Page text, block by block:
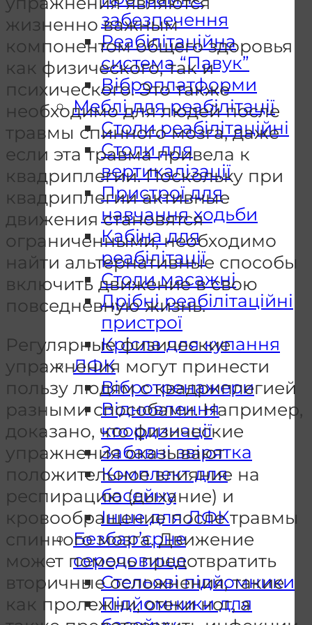
забезпечення
Реабілітаційна
система “Павук”
Віброплатформи
Меблі для реабілітації
Столи реабілітаційні
Столи для
вертикалізації
Пристрої для
навчання ходьби
Кабіна для
реабілітації
Столи масажні
Дрібні реабілітаційні
пристрої
Крісла для купання
ЛФК
Вібротренажери
Відновлення
координації
Забавні звірятка
Комплект для
басейну
Інше для ЛФК
Безбар’єрне
середовище
Стельові підйомники
Підйомники для
жизненно важным
компонентом общего здоровья
как физического, так и
психического. Это также
необходимо для людей после
травмы спинного мозга, даже
если эта травма привела к
квадриплегии. Поскольку при
квадриплегии активные
движения становятся
ограниченными, необходимо
найти альтернативные способы
включить движение в свою
повседневную жизнь.
Регулярные физические
упражнения могут принести
пользу людям с квадриплегией
разными способами. Например,
доказано, что физические
упражнения оказывают
положительное влияние на
респирацию (дыхание) и
кровообращение после травмы
спинного мозга. Движение
может помочь предотвратить
вторичные осложнения, такие
как пролежни, отеки ног, а